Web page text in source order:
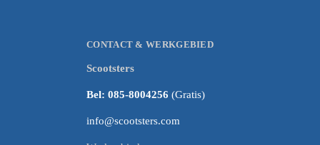
CONTACT & WERKGEBIED
Scootsters
Bel: 085-8004256(Gratis)
info@scootsters.com